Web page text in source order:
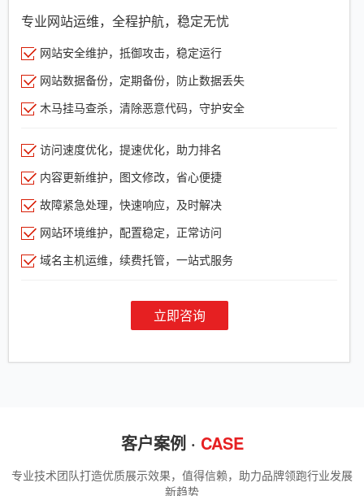
专业网站运维，全程护航，稳定无忧
网站安全维护，抵御攻击，稳定运行
网站数据备份，定期备份，防止数据丢失
木马挂马查杀，清除恶意代码，守护安全
访问速度优化，提速优化，助力排名
内容更新维护，图文修改，省心便捷
故障紧急处理，快速响应，及时解决
网站环境维护，配置稳定，正常访问
域名主机运维，续费托管，一站式服务
立即咨询
客户案例 · CASE
专业技术团队打造优质展示效果，值得信赖，助力品牌领跑行业发展
新趋势